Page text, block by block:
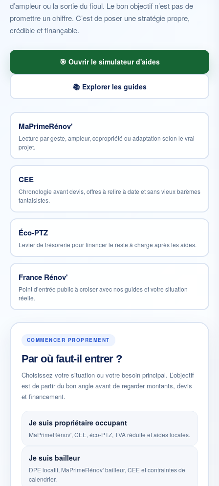
d’ampleur ou la sortie du fioul. Le bon objectif n’est pas de
promettre un chiffre. C’est de poser une stratégie propre,
crédible et finançable.
🎯 Ouvrir le simulateur d'aides
📚 Explorer les guides
MaPrimeRénov'
Lecture par geste, ampleur, copropriété ou adaptation selon le vrai
projet.
CEE
Chronologie avant devis, offres à relire à date et sans vieux barèmes
fantaisistes.
Éco-PTZ
Levier de trésorerie pour financer le reste à charge après les aides.
France Rénov'
Point d’entrée public à croiser avec nos guides et votre situation
réelle.
COMMENCER PROPREMENT
Par où faut-il entrer ?
Choisissez votre situation ou votre besoin principal. L’objectif
est de partir du bon angle avant de regarder montants, devis
et financement.
Je suis propriétaire occupant
MaPrimeRénov', CEE, éco-PTZ, TVA réduite et aides locales.
Je suis bailleur
DPE locatif, MaPrimeRénov' bailleur, CEE et contraintes de
calendrier.